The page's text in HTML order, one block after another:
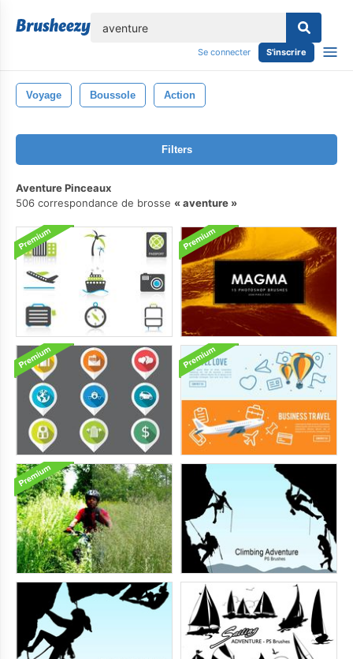
Se connecter S'inscrire
Voyage Boussole Action
Filters
Aventure Pinceaux
506 correspondance de brosse
aventure